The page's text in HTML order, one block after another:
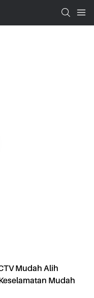
Mudah Alih
Mudah